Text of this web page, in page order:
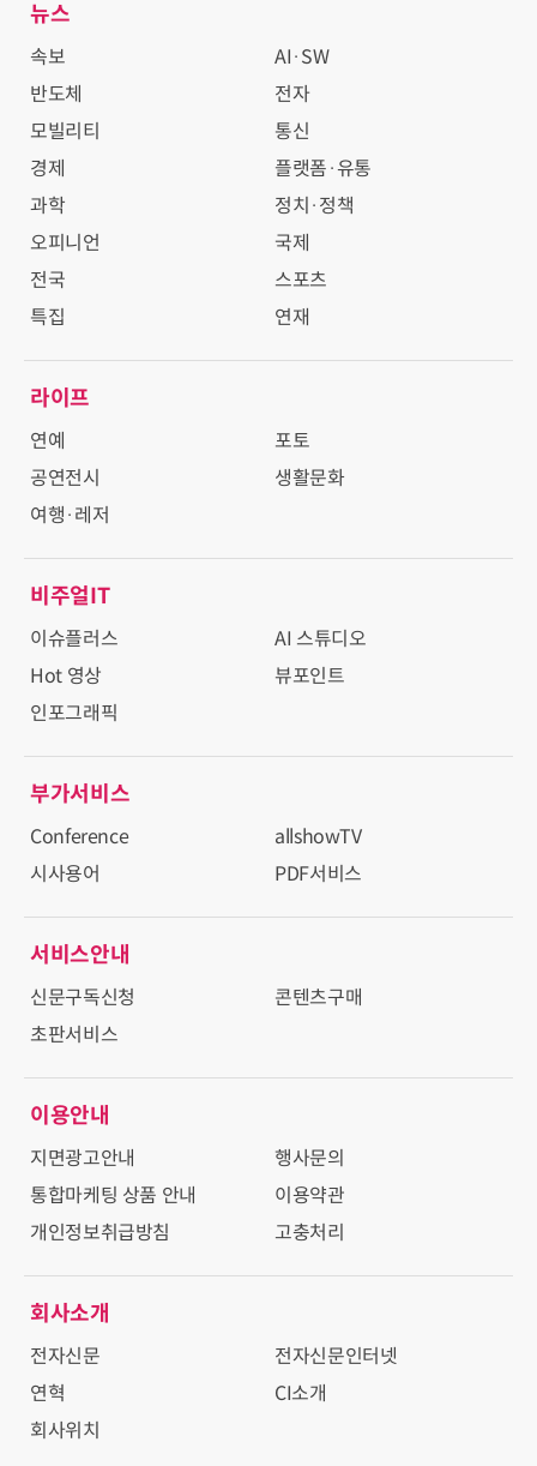
뉴스
속보
AI·SW
반도체
전자
모빌리티
통신
경제
플랫폼·유통
과학
정치·정책
오피니언
국제
전국
스포츠
특집
연재
라이프
연예
포토
공연전시
생활문화
여행·레저
비주얼IT
이슈플러스
AI 스튜디오
Hot 영상
뷰포인트
인포그래픽
부가서비스
Conference
allshowTV
시사용어
PDF서비스
서비스안내
신문구독신청
콘텐츠구매
초판서비스
이용안내
지면광고안내
행사문의
통합마케팅 상품 안내
이용약관
개인정보취급방침
고충처리
회사소개
전자신문
전자신문인터넷
연혁
CI소개
회사위치